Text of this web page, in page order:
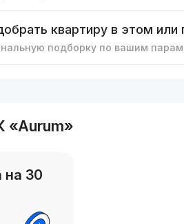
квартиру в этом
подборку по вашим
«Aurum»
на 30